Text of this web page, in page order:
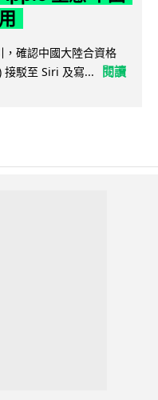
確認中國大陸合資格
接駁至 Siri 及寫...
閱讀